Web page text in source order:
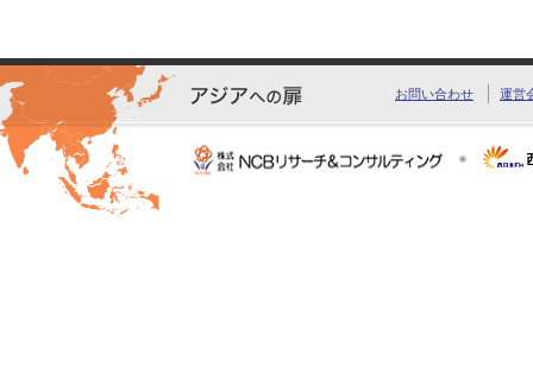
お問い合わせ 運営